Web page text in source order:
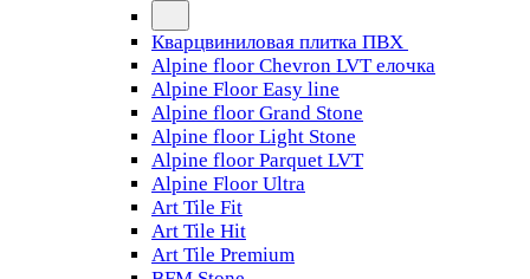
Кварцвиниловая плитка ПВХ
Alpine floor Chevron LVT елочка
Alpine Floor Easy line
Alpine floor Grand Stone
Alpine floor Light Stone
Alpine floor Parquet LVT
Alpine Floor Ultra
Art Tile Fit
Art Tile Hit
Art Tile Premium